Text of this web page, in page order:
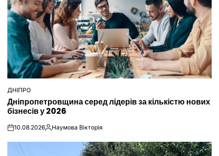
ОПУБЛІКУВАТИ
У
ДНІПРО
Дніпропетровщина серед лідерів за кількістю нових
бізнесів у 2026
on10.08.2026Опубліковано
Наумова Вікторія